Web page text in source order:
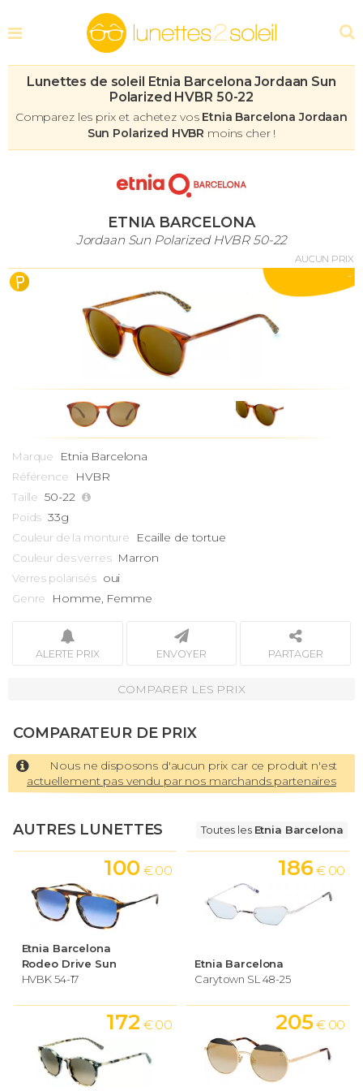
Lunettes de soleil Etnia Barcelona Jordaan Sun
Polarized HVBR 50-22
Comparez les prix et achetez vos Etnia Barcelona Jordaan
Sun Polarized HVBR moins cher !
ETNIA BARCELONA
Jordaan Sun Polarized HVBR 50-22
AUCUN PRIX
-
Marque Etnia Barcelona
Référence HVBR
Taille 50-22
Poids 33g
Couleur de la monture Ecaille de tortue
Couleur des verres Marron
Verres polarisés oui
Genre Homme, Femme
ALERTE PRIX ENVOYER PARTAGER
COMPARER LES PRIX
COMPARATEUR DE PRIX
Nous ne disposons d'aucun prix car ce produit n'est
actuellement pas vendu par nos marchands partenaires
AUTRES LUNETTES Toutes les Etnia Barcelona
Etnia Barcelona
Rodeo Drive Sun
HVBK 54-17
100 € 00
Etnia Barcelona
Carytown SL 48-25
186 € 00
172 € 00 205 € 00